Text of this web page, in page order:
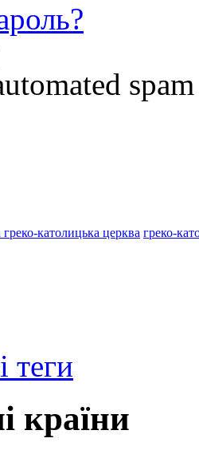
греко-католицька церква греко-
теги
країни